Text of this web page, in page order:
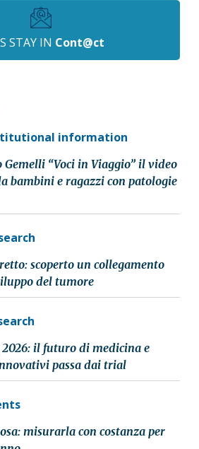
STAY IN Cont@ct
information
“Voci in Viaggio” il video
bambini e ragazzi con patologie
scoperto un collegamento
del tumore
il futuro di medicina e
passa dai trial
misurarla con costanza per